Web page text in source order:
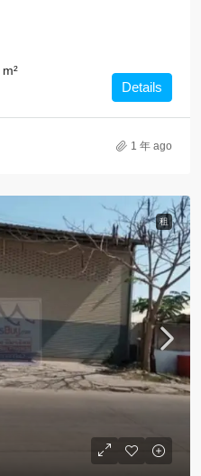
m²
Details
1 年 ago
租